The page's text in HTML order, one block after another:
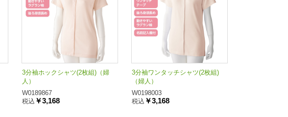
3分袖ホックシャツ(2枚組)（婦
人）
W0189867
税込 ￥3,168
3分袖ワンタッチシャツ(2枚組)
（婦人）
W0198003
税込 ￥3,168